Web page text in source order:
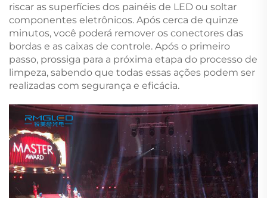
riscar as superfícies dos painéis de LED ou soltar
componentes eletrônicos. Após cerca de quinze
minutos, você poderá remover os conectores das
bordas e as caixas de controle. Após o primeiro
passo, prossiga para a próxima etapa do processo de
limpeza, sabendo que todas essas ações podem ser
realizadas com segurança e eficácia.